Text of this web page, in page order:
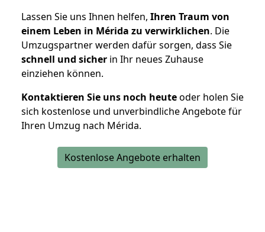
Lassen Sie uns Ihnen helfen, Ihren Traum von
einem Leben in Mérida zu verwirklichen. Die
Umzugspartner werden dafür sorgen, dass Sie
schnell und sicher in Ihr neues Zuhause
einziehen können.
Kontaktieren Sie uns noch heuteoder holen Sie
sich kostenlose und unverbindliche Angebote für
Ihren Umzug nach Mérida.
Kostenlose Angebote erhalten